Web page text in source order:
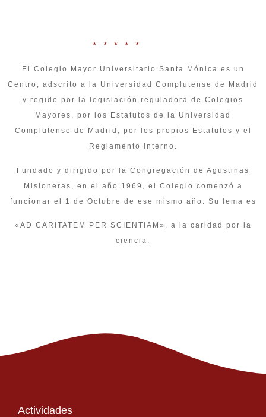
* * * * *
El Colegio Mayor Universitario Santa Mónica es un
Centro, adscrito a la Universidad Complutense de Madrid
y regido por la legislación reguladora de Colegios
Mayores, por los Estatutos de la Universidad
Complutense de Madrid, por los propios Estatutos y el
Reglamento interno.
Fundado y dirigido por la Congregación de Agustinas
Misioneras, en el año 1969, el Colegio comenzó a
funcionar el 1 de Octubre de ese mismo año. Su lema es
«AD CARITATEM PER SCIENTIAM», a la caridad por la
ciencia.
Actividades